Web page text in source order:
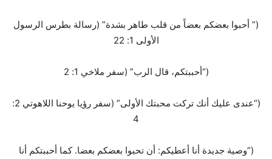
(” أحبوا بعضكم بعضاً من قلب طاهر بشدة” (رسالة بطرس الرسول
الأولى 1: 22
(“أحببتكم، قال الرب” (سفر ملاخي 1: 2
(“عندى عليك أنك تركت محبتك الأولى” (سفر رؤيا يوحنا اللاهوتي 2:
4
(“وصية جديدة أنا أعطيكم: أن تحبوا بعضكم بعضا. كما أحببتكم أنا